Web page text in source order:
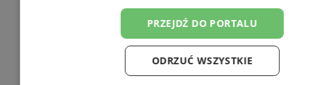
PRZEJDŹ DO PORTALU
ODRZUĆ WSZYSTKIE